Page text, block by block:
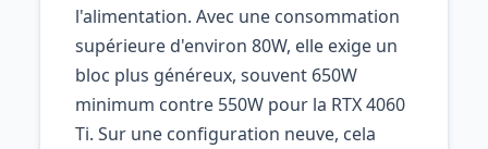
l'alimentation. Avec une consommation
supérieure d'environ 80W, elle exige un
bloc plus généreux, souvent 650W
minimum contre 550W pour la RTX 4060
Ti. Sur une configuration neuve, cela